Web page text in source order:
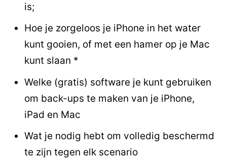
is;
Hoe je zorgeloos je iPhone in het water
kunt gooien, of met een hamer op je Mac
kunt slaan *
Welke (gratis) software je kunt gebruiken
om back-ups te maken van je iPhone,
iPad en Mac
Wat je nodig hebt om volledig beschermd
te zijn tegen elk scenario